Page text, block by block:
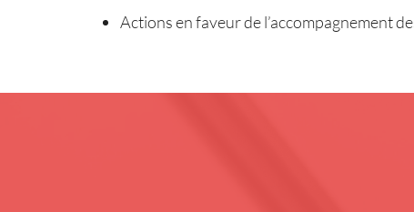
Actions en faveur de l’accompagnement